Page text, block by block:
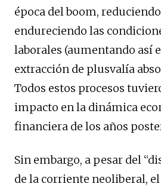
época del boom,
endureciendo las
laborales (aumentando así
extracción de plusvalía
Todos estos procesos
impacto en la dinámica
financiera de los años
Sin embargo, a pesar del
de la corriente neoliberal,